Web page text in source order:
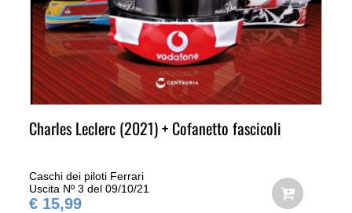
Charles Leclerc (2021) + Cofanetto fascicoli
Caschi dei piloti Ferrari
Uscita Nº 3 del 09/10/21
€ 15,99